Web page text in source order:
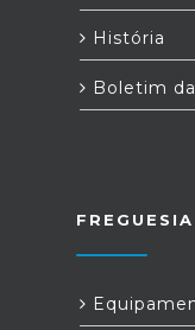
História
Boletim
FREGUESIA